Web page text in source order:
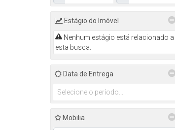
Estágio do Imóvel
Nenhum estágio está relacionado a
esta busca.
Data de Entrega
Mobilia